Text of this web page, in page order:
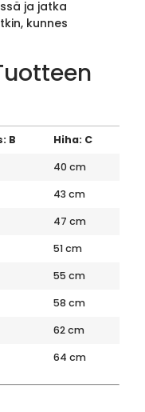
ja jatka
kunnes
B
Hiha: C
40 cm
43 cm
47 cm
51 cm
55 cm
58 cm
62 cm
64 cm